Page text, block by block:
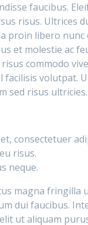
faucibus.
risus. Ultrices
proin libero
et molestie ac
commodo
facilisis
sed risus ultricies.
consectetuer
risus.
neque.
magna fringilla
dui faucibus.
ut aliquam